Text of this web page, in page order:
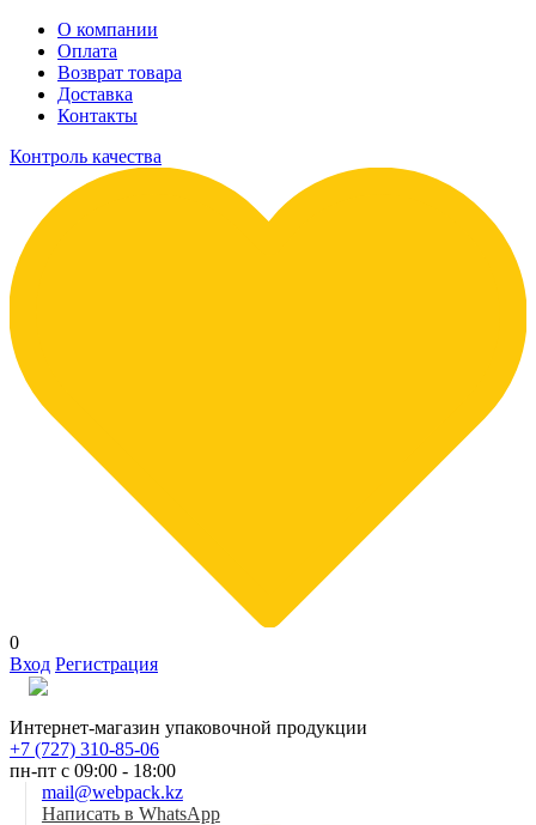
О компании
Оплата
Возврат товара
Доставка
Контакты
Контроль качества
0
Вход Регистрация
Интернет-магазин упаковочной продукции
+7 (727) 310-85-06
пн-пт с 09:00 - 18:00
mail@webpack.kz
Написать в WhatsApp